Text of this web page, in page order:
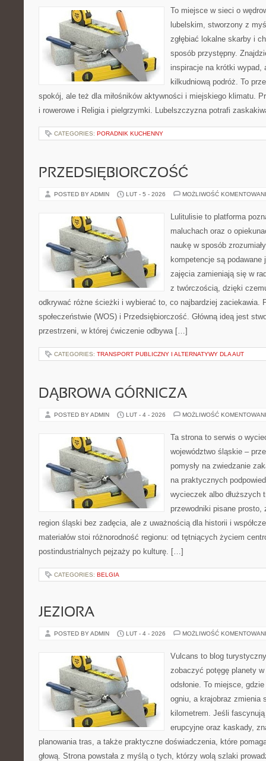
To miejsce w sieci o
lubelskim, stworzony z
zgłębiać lokalne skarby i
sposób przystępny.
inspiracje na krótki wypad,
kilkudniową podróż. To
spokój, ale też dla miłośników aktywności i miejskiego klimatu.
i rowerowe i Religia i pielgrzymki. Lubelszczyzna potrafi
CATEGORIES: PORADNIK KUCHENNY
PRZEDSIĘBIORCZOŚĆ
POSTED BY ADMIN LUT - 5 - 2026 MOŻLIWOŚĆ
Lulitulisie to platforma
maluchach oraz o
naukę w sposób
kompetencje są
zajęcia zamieniają się w
z twórczością, dzięki
odkrywać różne ścieżki i wybierać to, co najbardziej zaciekawia.
społeczeństwie (WOS) i Przedsiębiorczość. Główną ideą jest
przestrzeni, w której ćwiczenie odbywa […]
CATEGORIES: TRANSPORT PUBLICZNY I ALTERNATYWY DLA AUT
DĄBROWA GÓRNICZA
POSTED BY ADMIN LUT - 4 - 2026 MOŻLIWOŚĆ
Ta strona to serwis o
województwo śląskie –
pomysły na zwiedzanie
na praktycznych
wycieczek albo dłuższych
przewodniki pisane
region śląski bez zadęcia, ale z uważnością dla historii i
materiałów stoi różnorodność regionu: od tętniących życiem
postindustrialnych pejzaży po kulturę. […]
CATEGORIES: BELGIA
JEZIORA
POSTED BY ADMIN LUT - 4 - 2026 MOŻLIWOŚĆ
Vulcans to blog
zobaczyć potęgę planety
odsłonie. To miejsce,
ogniu, a krajobraz zmienia
kilometrem. Jeśli
erupcyjne oraz kaskady,
planowania tras, a także praktyczne doświadczenia, które
głową. Strona powstała z myślą o tych, którzy wolą szlaki